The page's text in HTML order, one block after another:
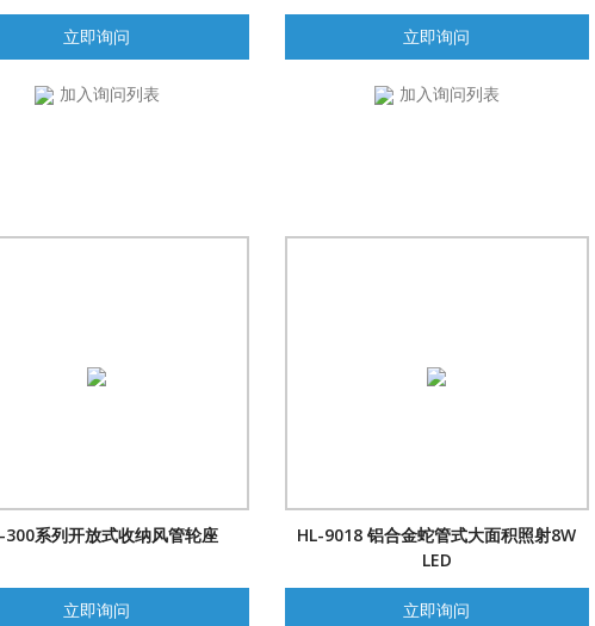
立即询问
加入询问列表
立即询问
加入询问列表
300系列开放式收纳风管轮座
立即询问
HL-9018 铝合金蛇管式大面积照射8W
LED
立即询问